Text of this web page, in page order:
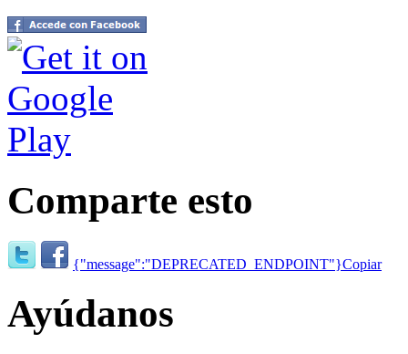
Comparte esto
{"message":"DEPRECATED_ENDPOINT"}Copiar
Ayúdanos